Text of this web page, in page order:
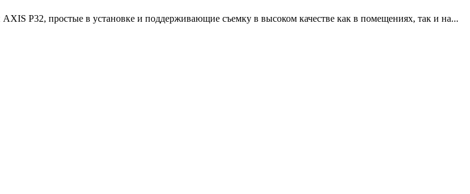
P32, простые в установке и поддерживающие съемку в высоком качестве как в помещениях, так и на...